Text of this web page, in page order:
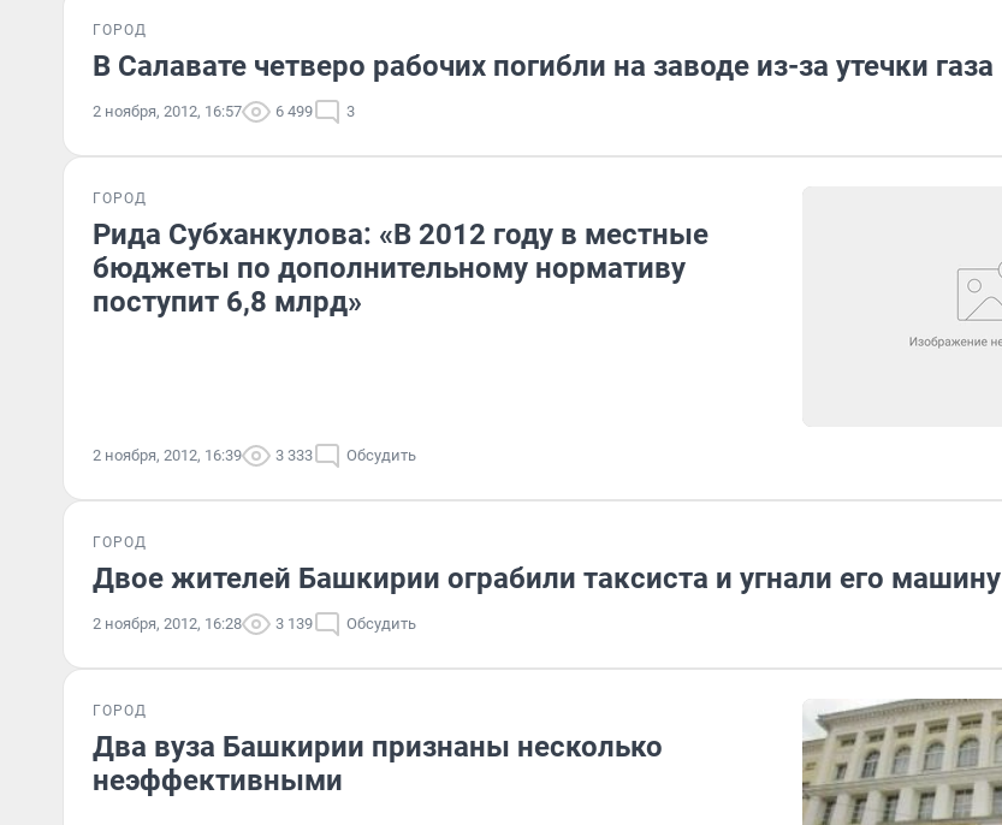
ГОРОД
В Салавате четверо рабочих погибли на заводе из-за утечки газа
2 ноября, 2012, 16:57 6 499 3
ГОРОД
Рида Субханкулова: «В 2012 году в местные
бюджеты по дополнительному нормативу
поступит 6,8 млрд»
2 ноября, 2012, 16:39 3 333 Обсудить
ГОРОД
Двое жителей Башкирии ограбили таксиста и угнали его машину
2 ноября, 2012, 16:28 3 139 Обсудить
ГОРОД
Два вуза Башкирии признаны несколько
неэффективными